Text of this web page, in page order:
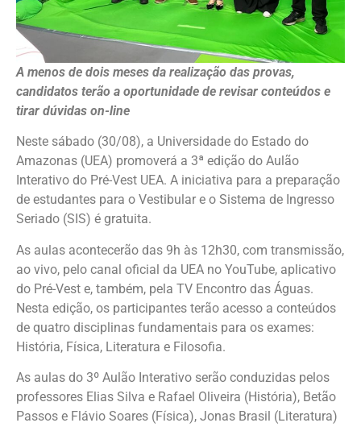
A menos de dois meses da realização das provas,
candidatos terão a oportunidade de revisar conteúdos e
tirar dúvidas on-line
Neste sábado (30/08), a Universidade do Estado do
Amazonas (UEA) promoverá a 3ª edição do Aulão
Interativo do Pré-Vest UEA. A iniciativa para a preparação
de estudantes para o Vestibular e o Sistema de Ingresso
Seriado (SIS) é gratuita.
As aulas acontecerão das 9h às 12h30, com transmissão,
ao vivo, pelo canal oficial da UEA no YouTube, aplicativo
do Pré-Vest e, também, pela TV Encontro das Águas.
Nesta edição, os participantes terão acesso a conteúdos
de quatro disciplinas fundamentais para os exames:
História, Física, Literatura e Filosofia.
As aulas do 3º Aulão Interativo serão conduzidas pelos
professores Elias Silva e Rafael Oliveira (História), Betão
Passos e Flávio Soares (Física), Jonas Brasil (Literatura)